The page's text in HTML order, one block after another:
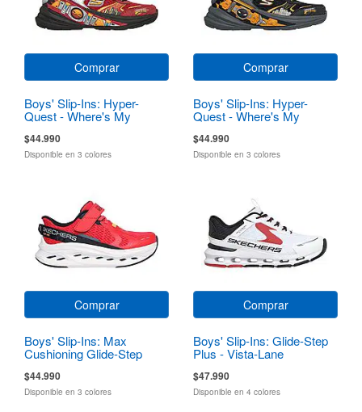
Comprar
Boys' Slip-Ins: Hyper-
Quest - Where's My
$44.990
Disponible en 3 colores
Comprar
Boys' Slip-Ins: Hyper-
Quest - Where's My
$44.990
Disponible en 3 colores
Comprar
Boys' Slip-Ins: Max
Cushioning Glide-Step
$44.990
Disponible en 3 colores
Comprar
Boys' Slip-Ins: Glide-Step
Plus - Vista-Lane
$47.990
Disponible en 4 colores